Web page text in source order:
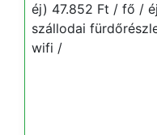
éj) 47.852 Ft / fő /
szállodai
wifi /